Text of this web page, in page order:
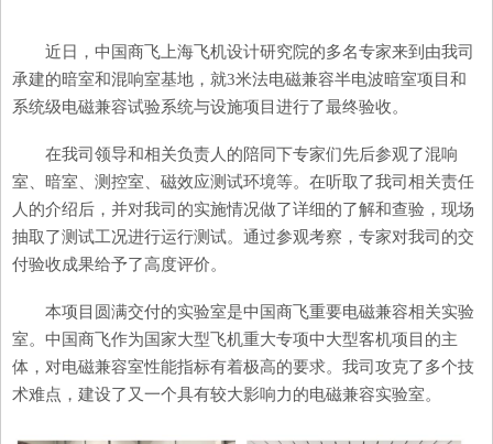
近日，中国商飞上海飞机设计研究院的多名专家来到由我司
承建的暗室和混响室基地，就3米法电磁兼容半电波暗室项目和
系统级电磁兼容试验系统与设施项目进行了最终验收。
在我司领导和相关负责人的陪同下专家们先后参观了混响
室、暗室、测控室、磁效应测试环境等。在听取了我司相关责任
人的介绍后，并对我司的实施情况做了详细的了解和查验，现场
抽取了测试工况进行运行测试。通过参观考察，专家对我司的交
付验收成果给予了高度评价。
本项目圆满交付的实验室是中国商飞重要电磁兼容相关实验
室。中国商飞作为国家大型飞机重大专项中大型客机项目的主
体，对电磁兼容室性能指标有着极高的要求。我司攻克了多个技
术难点，建设了又一个具有较大影响力的电磁兼容实验室。